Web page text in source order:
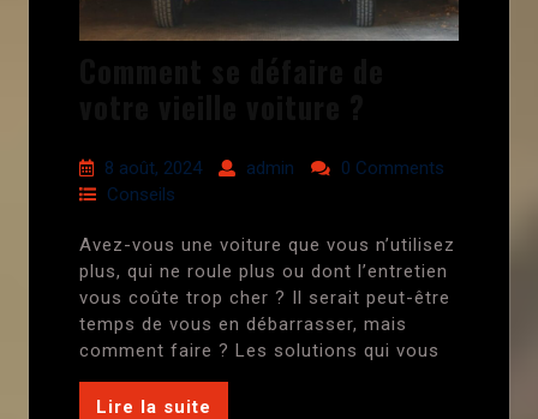
8 août, 2024 admin
0 Comments
Conseils
Avez-vous une voiture que vous n’utilisez
plus, qui ne roule plus ou dont l’entretien
vous coûte trop cher ? Il serait peut-être
temps de vous en débarrasser, mais
comment faire ? Les solutions qui vous
Lire la suite